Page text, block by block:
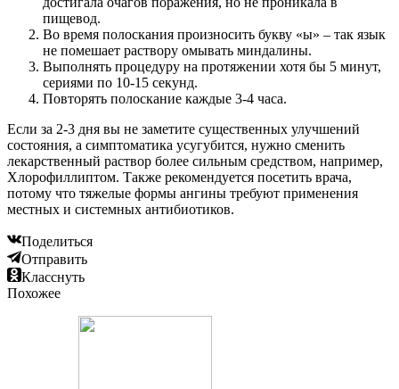
пищевод.
Во время полоскания произносить букву «ы» – так язык
не помешает раствору омывать миндалины.
Выполнять процедуру на протяжении хотя бы 5 минут,
сериями по 10-15 секунд.
Повторять полоскание каждые 3-4 часа.
Если за 2-3 дня вы не заметите существенных улучшений
состояния, а симптоматика усугубится, нужно сменить
лекарственный раствор более сильным средством, например,
Хлорофиллиптом. Также рекомендуется посетить врача,
потому что тяжелые формы ангины требуют применения
местных и системных антибиотиков.
Поделиться
Отправить
Класснуть
Похожее